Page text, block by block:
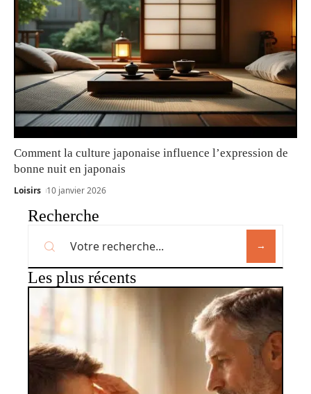
Comment la culture japonaise influence l’expression de
bonne nuit en japonais
Loisirs 10 janvier 2026
Recherche
Les plus récents